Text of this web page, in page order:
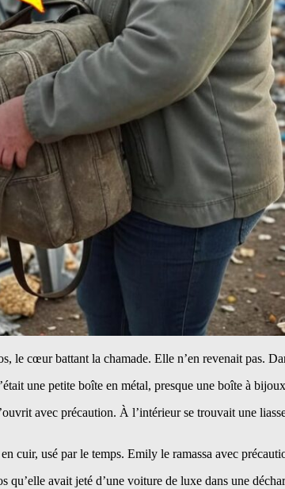
le cœur battant la chamade. Elle n’en revenait pas.
une petite boîte en métal, presque une boîte à
avec précaution. À l’intérieur se trouvait une
cuir, usé par le temps. Emily le ramassa avec
qu’elle avait jeté d’une voiture de luxe dans une